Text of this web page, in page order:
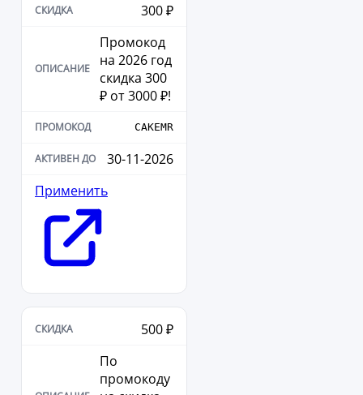
300 ₽
Промокод
на 2026 год
скидка 300
₽ от 3000 ₽!
CAKEMR
30-11-2026
Применить
500 ₽
По
промокоду